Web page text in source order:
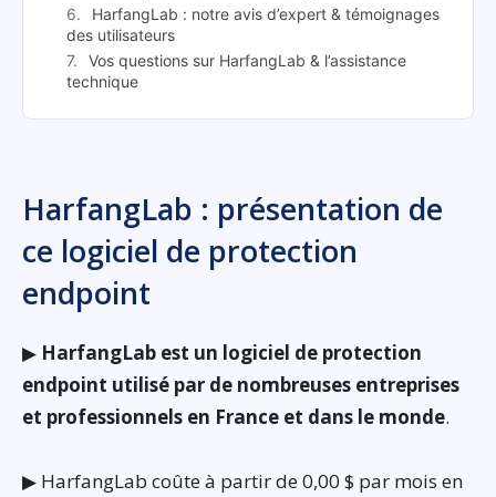
HarfangLab : notre avis d’expert & témoignages
des utilisateurs
Vos questions sur HarfangLab & l’assistance
technique
HarfangLab : présentation de
ce logiciel de protection
endpoint
▶ HarfangLab est un logiciel de protection
endpoint utilisé par de nombreuses entreprises
et professionnels en France et dans le monde.
▶ HarfangLab coûte à partir de 0,00 $ par mois en